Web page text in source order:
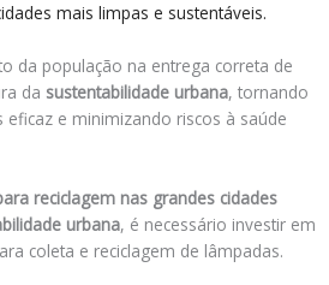
mais limpas e sustentáveis.
da população na entrega correta de
da sustentabilidade urbana, tornando
e minimizando riscos à saúde
reciclagem nas grandes cidades
urbana, é necessário investir em
coleta e reciclagem de lâmpadas.